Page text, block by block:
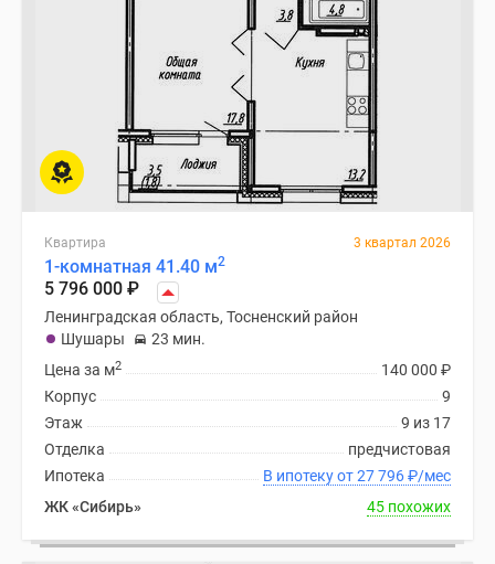
Квартира 3 квартал 2026
1-комнатная 41.40 м2
5 796 000 ₽
Ленинградская область, Тосненский район
Шушары
23 мин.
140 000 ₽
Цена за м2
9
Корпус
9 из 17
Этаж
предчистовая
Отделка
В ипотеку от 27 796₽/мес
Ипотека
ЖК «Сибирь»
45 похожих